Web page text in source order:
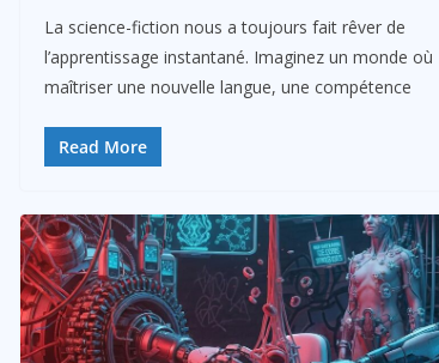
La science-fiction nous a toujours fait rêver de
l’apprentissage instantané. Imaginez un monde où
maîtriser une nouvelle langue, une compétence
Read More